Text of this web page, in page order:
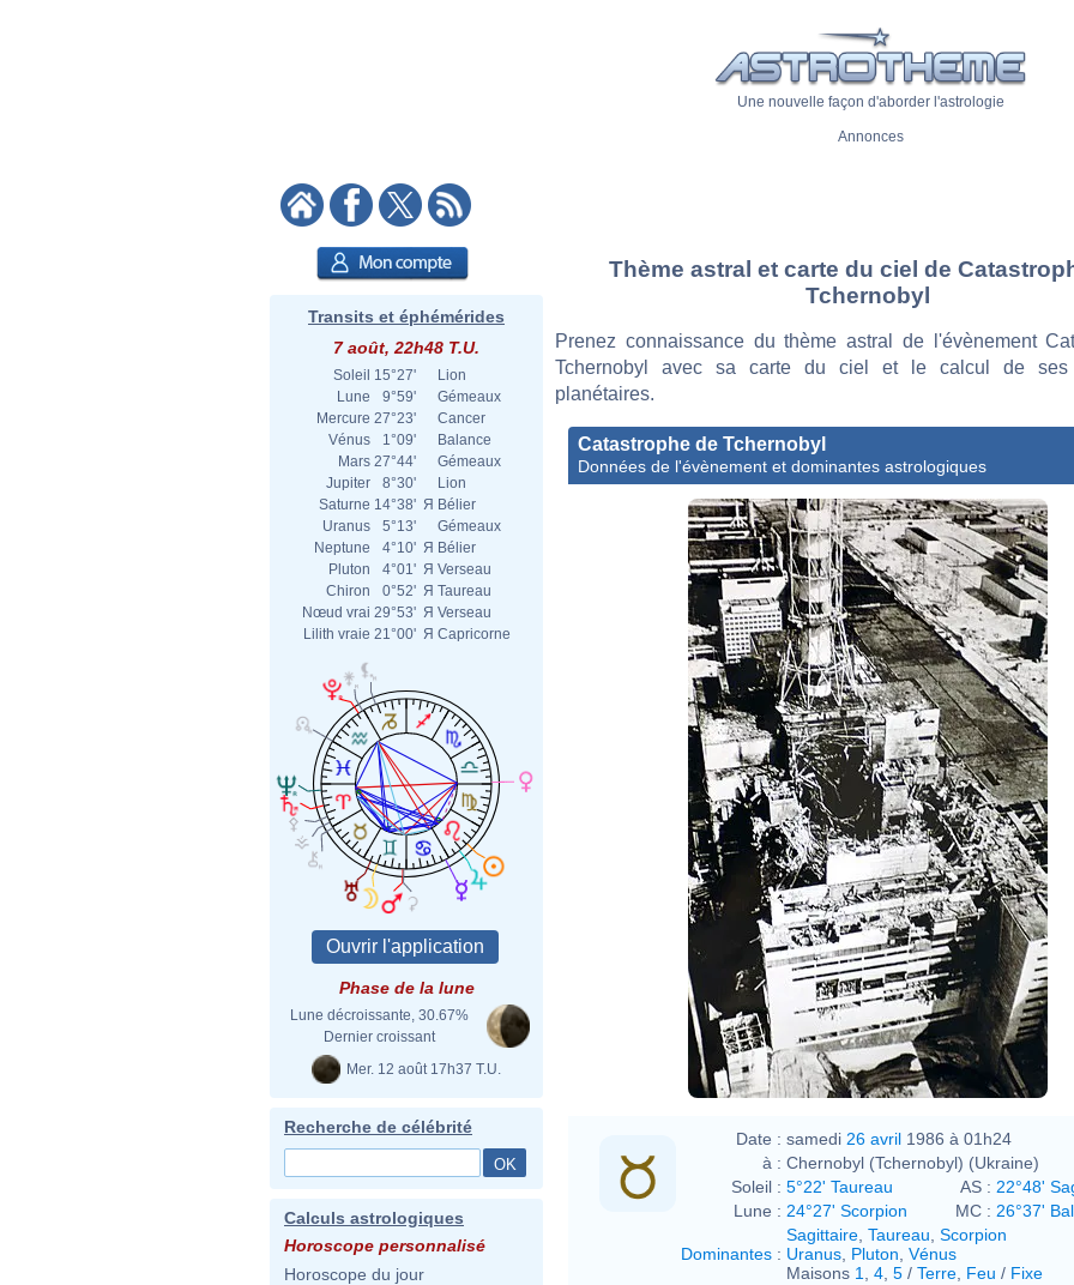
Une nouvelle façon d'aborder l'astrologie
Annonces
Transits et éphémérides
7 août, 22h48 T.U.
Soleil 15°27'
Lion
Lune
9°59'
Gémeaux
Mercure 27°23'
Cancer
Vénus
1°09'
Balance
Mars 27°44'
Gémeaux
Jupiter
8°30'
Lion
Saturne 14°38' Я Bélier
Uranus
5°13'
Gémeaux
Neptune
4°10' Я Bélier
Pluton
4°01' Я Verseau
Chiron
0°52' Я Taureau
Nœud vrai 29°53' Я Verseau
Lilith vraie 21°00' Я Capricorne
Phase de la lune
Lune décroissante, 30.67%
Dernier croissant
Mer. 12 août 17h37 T.U.
Recherche de célébrité
Calculs astrologiques
Horoscope personnalisé
Horoscope du jour
Thème astral et carte du ciel de
Tchernobyl
Prenez connaissance du thème astral de l'évènement
Tchernobyl avec sa carte du ciel et le calcul de ses
planétaires.
Catastrophe de Tchernobyl
Données de l'évènement et dominantes astrologiques
Date : samedi 26 avril 1986 à 01h24
à : Chernobyl (Tchernobyl) (Ukraine)
Soleil : 5°22' Taureau AS : 22°48'
Lune : 24°27' Scorpion MC : 26°37'
Dominantes :
Sagittaire Taureau Scorpion
Uranus Pluton Vénus
Maisons 1 4 5 / Terre Feu / Fixe